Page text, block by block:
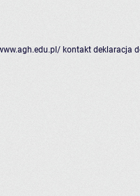
kontakt deklaracja